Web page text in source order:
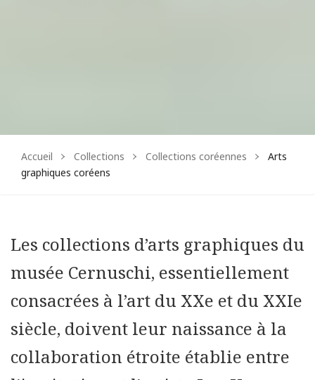
Accueil Collections Collections coréennes
Arts
graphiques coréens
Les collections d’arts graphiques du
musée Cernuschi, essentiellement
consacrées à l’art du XXe et du XXIe
siècle, doivent leur naissance à la
collaboration étroite établie entre